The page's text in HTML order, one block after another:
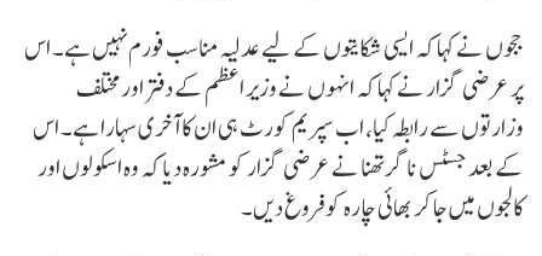
ججوں نے کہا کہ ایسی شکایتوں کے لیے عدلیہ مناسب فورم نہیں ہے۔ اس
پر عرضی گزار نے کہا کہ انہوں نے وزیر اعظم کے دفتر اور مختلف
وزارتوں سے رابطہ کیا، اب سپریم کورٹ ہی ان کا آخری سہارا ہے۔ اس
کے بعد جسٹس ناگرتھنا نے عرضی گزار کو مشورہ دیا کہ وہ اسکولوں اور
کالجوں میں جا کر بھائی چارہ کو فروغ دیں۔